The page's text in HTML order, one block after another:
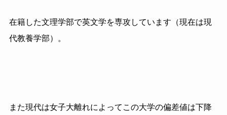
在籍した文理学部で英文学を専攻しています（現在は現
代教養学部）。
また現代は女子大離れによってこの大学の偏差値は下降